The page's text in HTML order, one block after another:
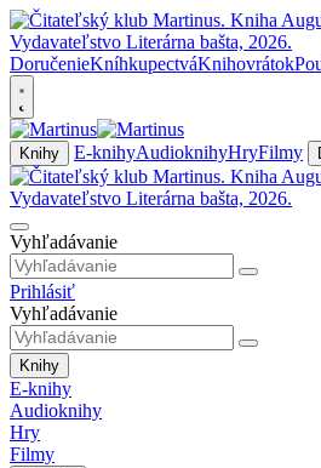
DoručenieKníhkupectváKnihovrátok
Knihy E-knihyAudioknihyHryFilmy
Vyhľadávanie
Prihlásiť
Vyhľadávanie
Knihy
E-knihy
Audioknihy
Hry
Filmy